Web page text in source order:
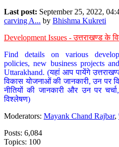
Last post: September 25, 2022,
carving A... by Bhishma Kukreti
Development Issues - उत्तराखण्ड के
Find details on various
policies, new business projects
Uttarakhand. (यहां आप पायेंगे
विकास योजनाओं की जानकारी, उन पर
नीतियों की जानकारी और उन पर
विश्लेषण)
Moderators: Mayank Chand Rajbar,
Posts: 6,084
Topics: 100